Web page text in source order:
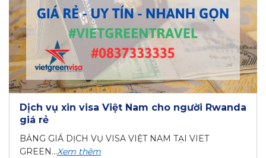
Dịch vụ xin visa Việt Nam cho người Rwanda
giá rẻ
BẢNG GIÁ DỊCH VỤ VISA VIỆT NAM TẠI VIET
GREEN...Xem thêm